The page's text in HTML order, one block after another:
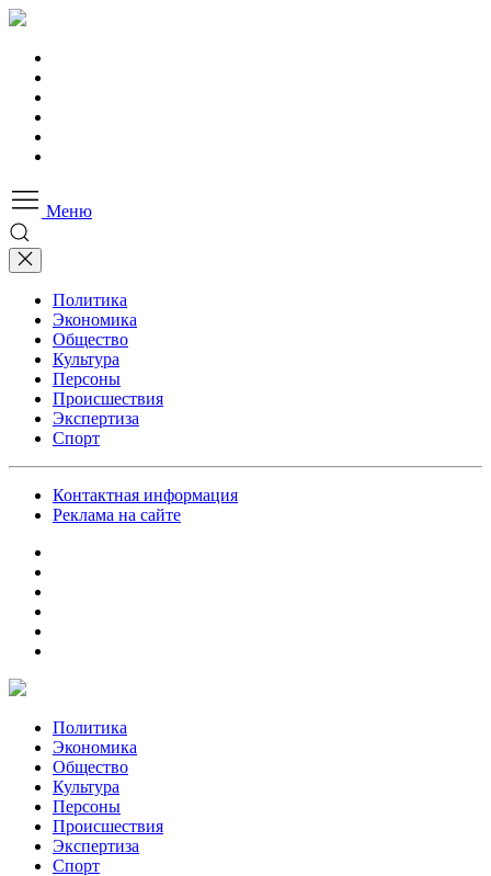
Меню
Политика
Экономика
Общество
Культура
Персоны
Происшествия
Экспертиза
Спорт
Контактная информация
Реклама на сайте
Политика
Экономика
Общество
Культура
Персоны
Происшествия
Экспертиза
Спорт